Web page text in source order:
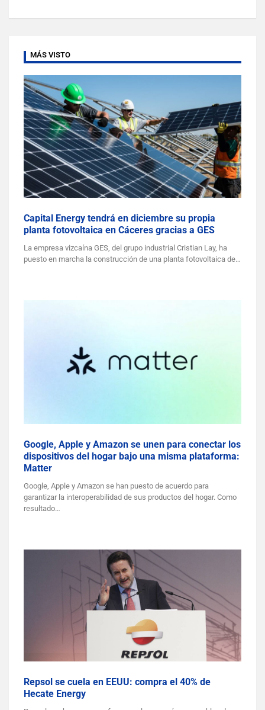
MÁS VISTO
Capital Energy tendrá en diciembre su propia
planta fotovoltaica en Cáceres gracias a GES
La empresa vizcaína GES, del grupo industrial Cristian Lay, ha
puesto en marcha la construcción de una planta fotovoltaica de…
Google, Apple y Amazon se unen para conectar los
dispositivos del hogar bajo una misma plataforma:
Matter
Google, Apple y Amazon se han puesto de acuerdo para
garantizar la interoperabilidad de sus productos del hogar. Como
resultado…
Repsol se cuela en EEUU: compra el 40% de
Hecate Energy